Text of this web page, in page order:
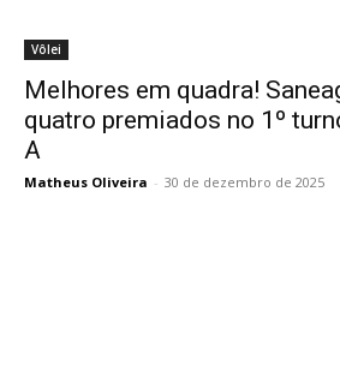
Vôlei
Melhores em quadra!
quatro premiados no 1º
A
Matheus Oliveira - 30 de dezembro de 2025